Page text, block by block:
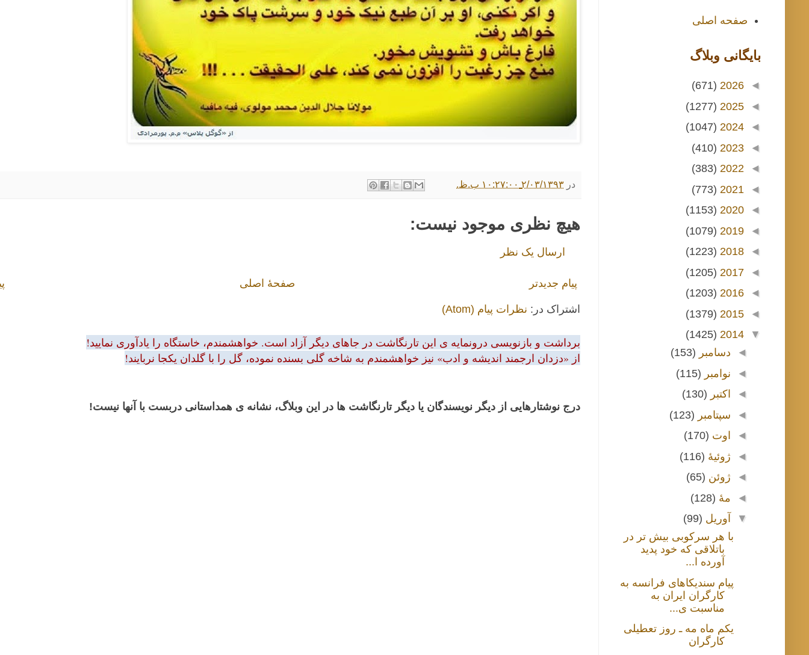
در ۲/۰۳/۱۳۹۳ ۱۰:۲۷:۰۰ ب.ظ.
هیچ نظری موجود نیست:
ارسال یک نظر
پیام جدیدتر صفحهٔ اصلی
اشتراک در: نظرات پیام (Atom)
برداشت و بازنویسی درونمایه ی این تارنگاشت در جاهای دیگر آزاد است. خواهشمندم، خاستگاه را یادآوری نمایید!
از «دزدان ارجمند اندیشه و ادب» نیز خواهشمندم به شاخه گلی بسنده نموده، گل را با گلدان یکجا نربایند!
درج نوشتارهایی از دیگر نویسندگان یا دیگر تارنگاشت ها در این وبلاگ، نشانه ی همداستانی دربست با آنها نیست!
صفحه اصلی
بايگانی وبلاگ
◄
2026
(671)
◄
2025
(1277)
◄
2024
(1047)
◄
2023
(410)
◄
2022
(383)
◄
2021
(773)
◄
2020
(1153)
◄
2019
(1079)
◄
2018
(1223)
◄
2017
(1205)
◄
2016
(1203)
◄
2015
(1379)
▼
2014
(1425)
◄ دسامبر (153)
◄ نوامبر (115)
◄
اکتبر (130)
◄ سپتامبر (123)
◄
اوت (170)
◄ ژوئیهٔ (116)
◄ ژوئن (65)
◄ مهٔ (128)
▼
آوریل (99)
با هر سرکوبی بیش تر در
باتلاقی که خود پدید
آورده ا...
پیام سندیکاهای فرانسه به
کارگران ایران به
مناسبت ی...
یکم ماه مه ـ روز تعطیلی
کارگران